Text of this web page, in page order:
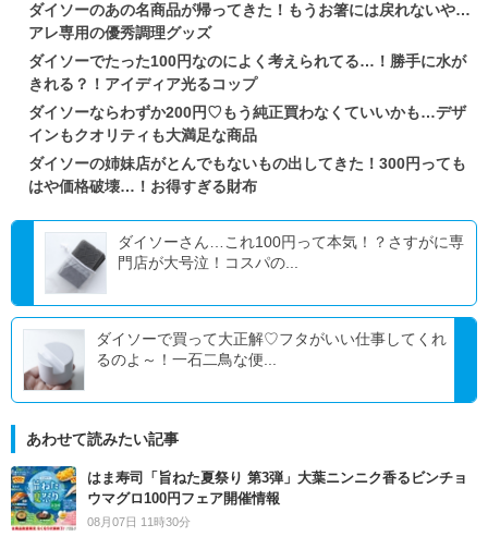
ダイソーのあの名商品が帰ってきた！もうお箸には戻れないや…
アレ専用の優秀調理グッズ
ダイソーでたった100円なのによく考えられてる…！勝手に水が
きれる？！アイディア光るコップ
ダイソーならわずか200円♡もう純正買わなくていいかも…デザ
インもクオリティも大満足な商品
ダイソーの姉妹店がとんでもないもの出してきた！300円っても
はや価格破壊…！お得すぎる財布
ダイソーさん…これ100円って本気！？さすがに専
門店が大号泣！コスパの...
ダイソーで買って大正解♡フタがいい仕事してくれ
るのよ～！一石二鳥な便...
あわせて読みたい記事
はま寿司「旨ねた夏祭り 第3弾」大葉ニンニク香るビンチョ
ウマグロ100円フェア開催情報
08月07日 11時30分